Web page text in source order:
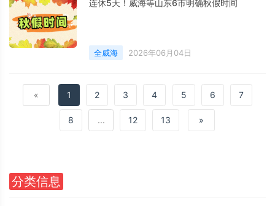
连休5天！威海等山东6市明确秋假时间
全威海 2026年06月04日
« 1 2 3 4 5 6 7
8 ... 12 13 »
分类信息